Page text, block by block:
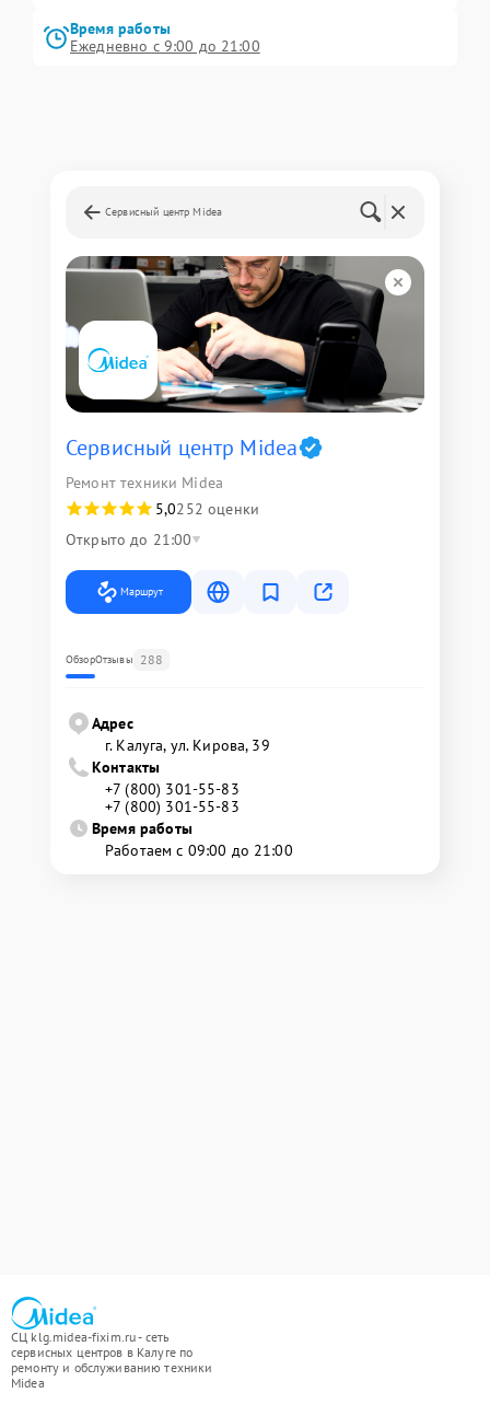
Время работы
Ежедневно с 9:00 до 21:00
Сервисный центр Midea
Сервисный центр Midea
Ремонт техники Midea
5,0252 оценки
Открыто до 21:00
Маршрут
ОбзорОтзывы 288
Адрес
г. Калуга, ул. Кирова, 39
Контакты
+7 (800) 301-55-83
+7 (800) 301-55-83
Время работы
Работаем с 09:00 до 21:00
СЦ klg.midea-fixim.ru - сеть
сервисных центров в Калуге по
ремонту и обслуживанию техники
Midea